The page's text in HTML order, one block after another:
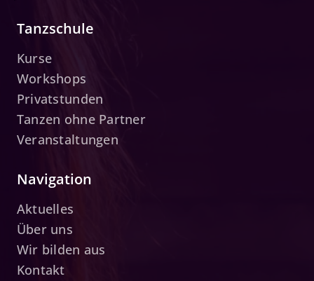
Tanzschule
Kurse
Workshops
Privatstunden
Tanzen ohne Partner
Veranstaltungen
Navigation
Aktuelles
Über uns
Wir bilden aus
Kontakt